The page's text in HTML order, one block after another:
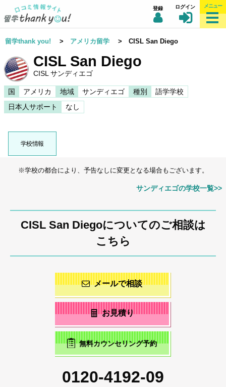
登録 ログイン メニュー
留学thank you! > アメリカ留学 > CISL San Diego
CISL San Diego
CISL サンディエゴ
国 アメリカ 地域 サンディエゴ 種別
語学学校
日本人サポート
なし
学校情報
※学校の都合により、予告なしに変更となる場合もございます。
サンディエゴの学校一覧>>
CISL San Diegoについてのご相談は
こちら
メールで相談
お見積り
無料カウンセリング予約
0120-4192-09